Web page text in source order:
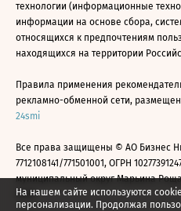
На нашем сайте используются
персонализации. Продолжая
технологии (информационные
информации на основе сбора,
относящихся к предпочтениям
находящихся на территории
Правила применения
рекламно-обменной сети,
24smi
Все права защищены © АО Бизнес
7712108141/771501001, ОГРН
муниципальный округ Марьина
2026